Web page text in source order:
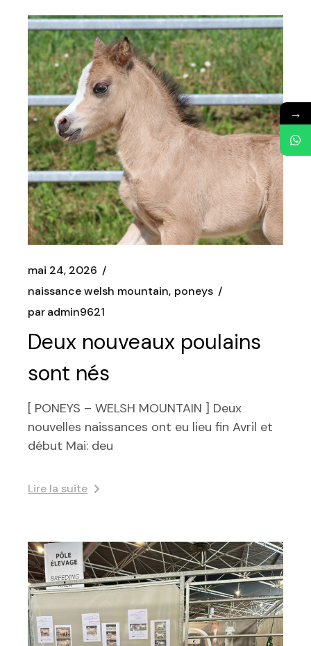
mai 24, 2026
naissance welsh mountain poneys
paradmin9621
Deux nouveaux poulains
sont nés
[ PONEYS – WELSH MOUNTAIN ] Deux
nouvelles naissances ont eu lieu fin Avril et
début Mai: deu
Lire la suite
→